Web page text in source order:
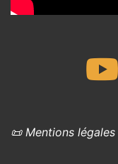
📜 Mentions légales